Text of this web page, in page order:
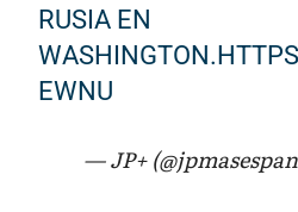
RUSIA EN
WASHINGTON.
EWNU
— JP+